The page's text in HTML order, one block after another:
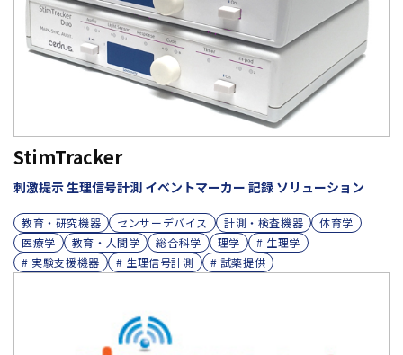
StimTracker
刺激提示 生理信号計測 イベントマーカー 記録 ソリューション
教育・研究機器 センサーデバイス 計測・検査機器
体育学
医療学
教育・人間学 総合科学 理学
# 生理学
# 実験支援機器
# 生理信号計測 # 試薬提供